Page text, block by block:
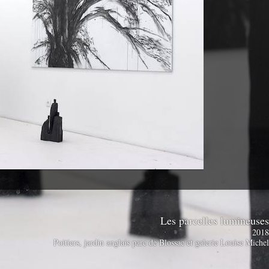
Les parcelles lumineuses
2018
Poitiers, jardin anglais parc de Blossac et galerie Louise Michel